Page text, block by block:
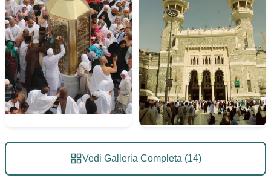
Vedi Galleria Completa (14)